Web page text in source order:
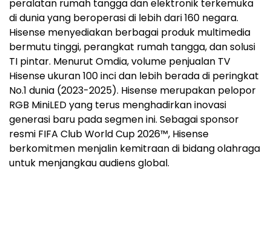
peralatan rumah tangga dan elektronik terkemuka
di dunia yang beroperasi di lebih dari 160 negara.
Hisense menyediakan berbagai produk multimedia
bermutu tinggi, perangkat rumah tangga, dan solusi
TI pintar. Menurut Omdia, volume penjualan TV
Hisense ukuran 100 inci dan lebih berada di peringkat
No.1 dunia (2023-2025). Hisense merupakan pelopor
RGB MiniLED yang terus menghadirkan inovasi
generasi baru pada segmen ini. Sebagai sponsor
resmi FIFA Club World Cup 2026™, Hisense
berkomitmen menjalin kemitraan di bidang olahraga
untuk menjangkau audiens global.